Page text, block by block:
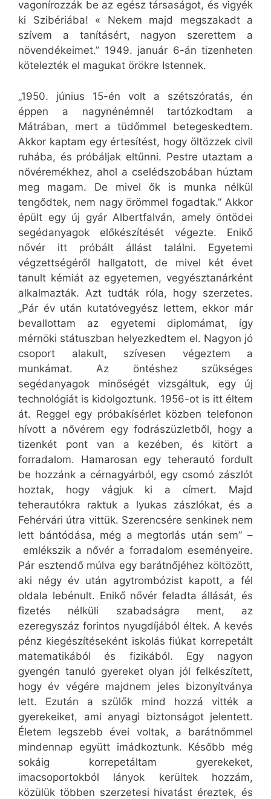
vagonírozzák be az egész társaságot, és vigyék
ki Szibériába! « Nekem majd megszakadt a
szívem a tanításért, nagyon szerettem a
növendékeimet.” 1949. január 6-án tizenheten
kötelezték el magukat örökre Istennek.
„1950. június 15-én volt a szétszóratás, én
éppen a nagynénémnél tartózkodtam a
Mátrában, mert a tüdőmmel betegeskedtem.
Akkor kaptam egy értesítést, hogy öltözzek civil
ruhába, és próbáljak eltűnni. Pestre utaztam a
nővéremékhez, ahol a cselédszobában húztam
meg magam. De mivel ők is munka nélkül
tengődtek, nem nagy örömmel fogadtak.” Akkor
épült egy új gyár Albertfalván, amely öntödei
segédanyagok előkészítését végezte. Enikő
nővér itt próbált állást találni. Egyetemi
végzettségéről hallgatott, de mivel két évet
tanult kémiát az egyetemen, vegyésztanárként
alkalmazták. Azt tudták róla, hogy szerzetes.
„Pár év után kutatóvegyész lettem, ekkor már
bevallottam az egyetemi diplomámat, így
mérnöki státuszban helyezkedtem el. Nagyon jó
csoport alakult, szívesen végeztem a
munkámat. Az öntéshez szükséges
segédanyagok minőségét vizsgáltuk, egy új
technológiát is kidolgoztunk. 1956-ot is itt éltem
át. Reggel egy próbakísérlet közben telefonon
hívott a nővérem egy fodrászüzletből, hogy a
tizenkét pont van a kezében, és kitört a
forradalom. Hamarosan egy teherautó fordult
be hozzánk a cérnagyárból, egy csomó zászlót
hoztak, hogy vágjuk ki a címert. Majd
teherautókra raktuk a lyukas zászlókat, és a
Fehérvári útra vittük. Szerencsére senkinek nem
lett bántódása, még a megtorlás után sem” –
emlékszik a nővér a forradalom eseményeire.
Pár esztendő múlva egy barátnőjéhez költözött,
aki négy év után agytrombózist kapott, a fél
oldala lebénult. Enikő nővér feladta állását, és
fizetés nélküli szabadságra ment, az
ezeregyszáz forintos nyugdíjából éltek. A kevés
pénz kiegészítéseként iskolás fiúkat korrepetált
matematikából és fizikából. Egy nagyon
gyengén tanuló gyereket olyan jól felkészített,
hogy év végére majdnem jeles bizonyítványa
lett. Ezután a szülők mind hozzá vitték a
gyerekeiket, ami anyagi biztonságot jelentett.
Életem legszebb évei voltak, a barátnőmmel
mindennap együtt imádkoztunk. Később még
sokáig korrepetáltam gyerekeket,
imacsoportokból lányok kerültek hozzám,
közülük többen szerzetesi hivatást éreztek, és